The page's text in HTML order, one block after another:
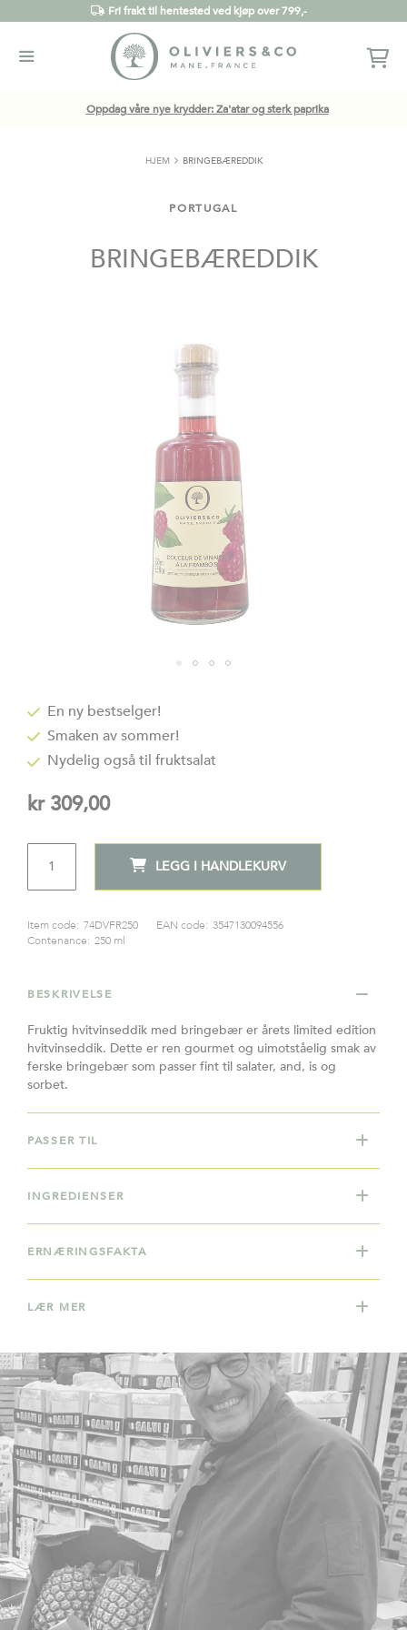
Fri frakt til hentested ved kjøp over 799,-
Oppdag våre nye krydder: Za'atar og sterk paprika
begynnelsen
av
bildegalleri
HJEM BRINGEBÆREDDIK
PORTUGAL
BRINGEBÆREDDIK
En ny bestselger!
Smaken av sommer!
Nydelig også til fruktsalat
kr 309,00
ANTALL
LEGG I HANDLEKURV
Item code: 74DVFR250 EAN code: 3547130094556
Contenance: 250 ml
BESKRIVELSE
Fruktig hvitvinseddik med bringebær er årets limited edition
hvitvinseddik. Dette er ren gourmet og uimotståelig smak av
ferske bringebær som passer fint til salater, and, is og
sorbet.
PASSER TIL
INGREDIENSER
ERNÆRINGSFAKTA
LÆR MER